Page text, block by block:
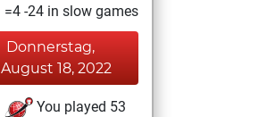
=4 -24 in slow games
Donnerstag,
August 18, 2022
You played 53